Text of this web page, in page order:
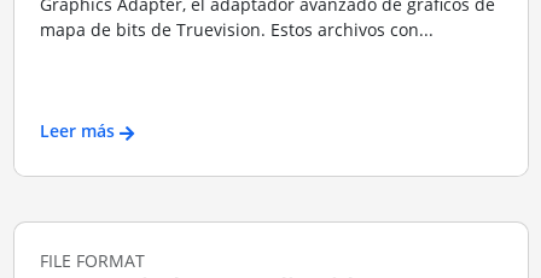
mapa de bits de Truevision. Estos archivos con...
Leer más
FILE FORMAT